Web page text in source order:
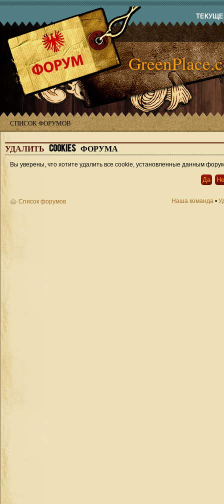
СПИСОК ФОРУМОВ
УДАЛИТЬ COOKIES ФОРУМА
Вы уверены, что хотите удалить все cookie, установленные данным
Список форумов Наша команда •